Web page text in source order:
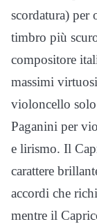
scordatura) per
timbro più
compositore
massimi
violoncello solo
Paganini per
e lirismo. Il
carattere
accordi che
mentre il